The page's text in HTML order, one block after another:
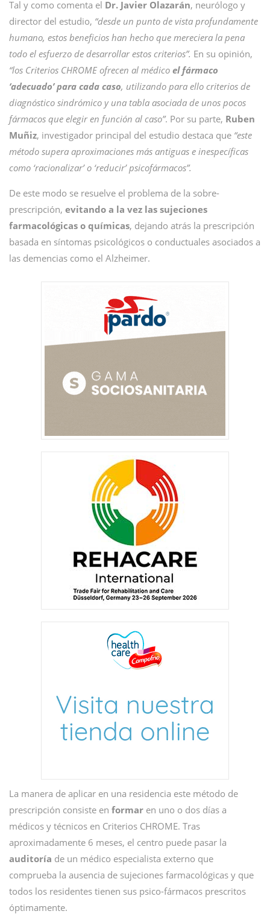
Tal y como comenta el Dr. Javier Olazarán, neurólogo y
director del estudio, “desde un punto de vista profundamente
humano, estos beneficios han hecho que mereciera la pena
todo el esfuerzo de desarrollar estos criterios”. En su opinión,
“los Criterios CHROME ofrecen al médico el fármaco
‘adecuado’ para cada caso, utilizando para ello criterios de
diagnóstico sindrómico y una tabla asociada de unos pocos
fármacos que elegir en función al caso”. Por su parte, Ruben
Muñiz, investigador principal del estudio destaca que “este
método supera aproximaciones más antiguas e inespecíficas
como ‘racionalizar’ o ‘reducir’ psicofármacos”.
De este modo se resuelve el problema de la sobre-
prescripción, evitando a la vez las sujeciones
farmacológicas o químicas, dejando atrás la prescripción
basada en síntomas psicológicos o conductuales asociados a
las demencias como el Alzheimer.
La manera de aplicar en una residencia este método de
prescripción consiste en formar en uno o dos días a
médicos y técnicos en Criterios CHROME. Tras
aproximadamente 6 meses, el centro puede pasar la
auditoría de un médico especialista externo que
comprueba la ausencia de sujeciones farmacológicas y que
todos los residentes tienen sus psico-fármacos prescritos
óptimamente.